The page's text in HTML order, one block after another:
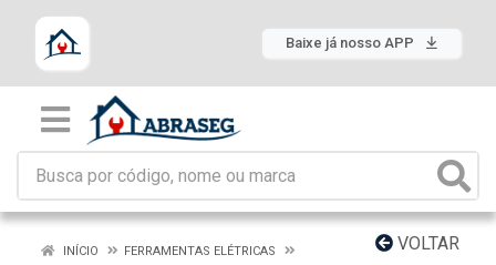
Baixe já nosso APP
VOLTAR
INÍCIO
FERRAMENTAS ELÉTRICAS